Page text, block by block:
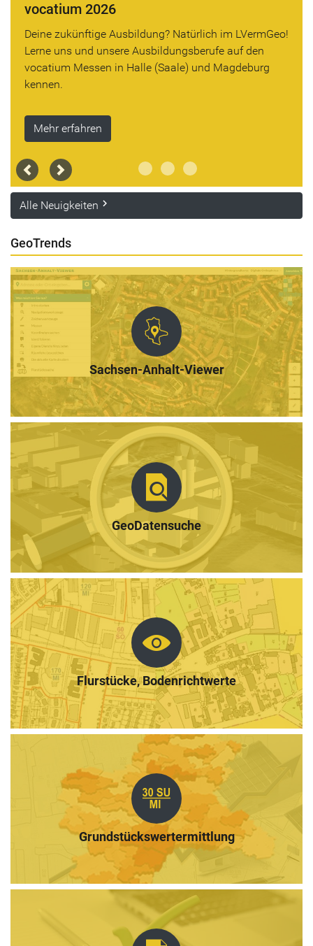
vocatium 2026
Deine zukünftige Ausbildung? Natürlich im LVermGeo!
Lerne uns und unsere Ausbildungsberufe auf den
vocatium Messen in Halle (Saale) und Magdeburg
kennen.
Mehr erfahren
PreviousNext
Alle Neuigkeiten keyboard_arrow_right
GeoTrends
Sachsen-Anhalt-Viewer
GeoDatensuche
Flurstücke, Bodenrichtwerte
Grundstückswertermittlung